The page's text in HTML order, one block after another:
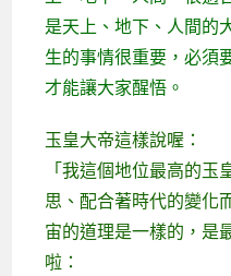
是天上、地下、人間的
生的事情很重要，必須
才能讓大家醒悟。
玉皇大帝這樣說喔：
「我這個地位最高的
思、配合著時代的變化
宙的道理是一樣的，是
啦：